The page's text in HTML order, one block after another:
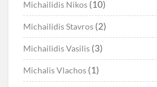
Michailidis Nikos (10)
Michailidis Stavros (2)
Michailidis Vasilis (3)
Michalis Vlachos (1)